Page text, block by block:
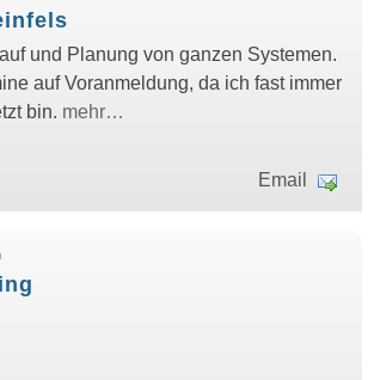
und Planung von ganzen Systemen.
auf Voranmeldung, da ich fast immer
bin. mehr…
Email